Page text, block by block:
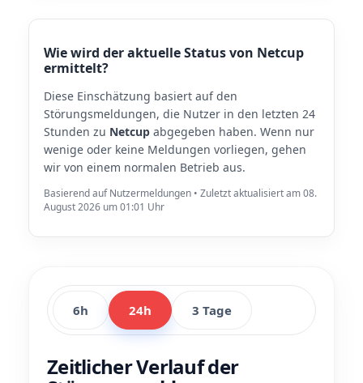
Wie wird der aktuelle Status von Netcup
ermittelt?
Diese Einschätzung basiert auf den
Störungsmeldungen, die Nutzer in den letzten 24
Stunden zu Netcup abgegeben haben. Wenn nur
wenige oder keine Meldungen vorliegen, gehen
wir von einem normalen Betrieb aus.
Basierend auf Nutzermeldungen • Zuletzt aktualisiert am 08.
August 2026 um 01:01 Uhr
6h 24h 3 Tage
Zeitlicher Verlauf der